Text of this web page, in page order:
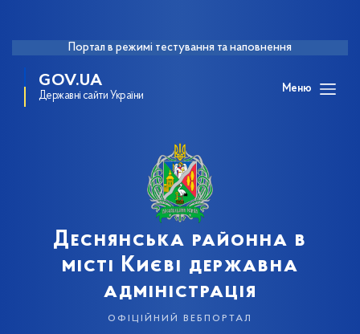
Портал в режимі тестування та наповнення
GOV.UA
Державні сайти України
Меню
Деснянська районна в
місті Києві державна
адміністрація
офіційний вебпортал